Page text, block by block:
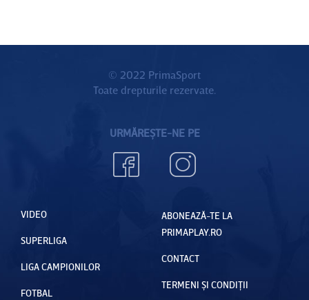
© 2022 PrimaSport
Toate drepturile rezervate.
URMĂREȘTE-NE PE
VIDEO
SUPERLIGA
LIGA CAMPIONILOR
FOTBAL
ABONEAZĂ-TE LA
PRIMAPLAY.RO
CONTACT
TERMENI ȘI CONDIȚII